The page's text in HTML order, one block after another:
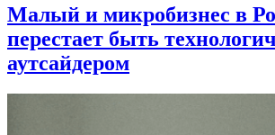
Малый и микробизнес в
перестает быть
аутсайдером